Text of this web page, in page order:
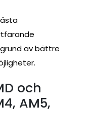
av bättre
och
AM5,